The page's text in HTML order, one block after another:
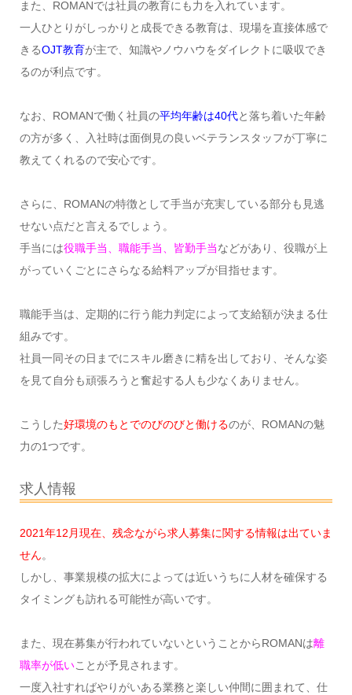
また、ROMANでは社員の教育にも力を入れています。
一人ひとりがしっかりと成長できる教育は、現場を直接体感で
きるOJT教育が主で、知識やノウハウをダイレクトに吸収でき
るのが利点です。
なお、ROMANで働く社員の平均年齢は40代と落ち着いた年齢
の方が多く、入社時は面倒見の良いベテランスタッフが丁寧に
教えてくれるので安心です。
さらに、ROMANの特徴として手当が充実している部分も見逃
せない点だと言えるでしょう。
手当には役職手当、職能手当、皆勤手当などがあり、役職が上
がっていくごとにさらなる給料アップが目指せます。
職能手当は、定期的に行う能力判定によって支給額が決まる仕
組みです。
社員一同その日までにスキル磨きに精を出しており、そんな姿
を見て自分も頑張ろうと奮起する人も少なくありません。
こうした好環境のもとでのびのびと働けるのが、ROMANの魅
力の1つです。
求人情報
2021年12月現在、残念ながら求人募集に関する情報は出ていま
せん。
しかし、事業規模の拡大によっては近いうちに人材を確保する
タイミングも訪れる可能性が高いです。
また、現在募集が行われていないということからROMANは離
職率が低いことが予見されます。
一度入社すればやりがいある業務と楽しい仲間に囲まれて、仕